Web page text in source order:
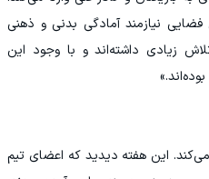
نیازمند آمادگی بدنی و ذهنی
زیادی داشته‌اند و با وجود این
این هفته دیدید که اعضای تیم